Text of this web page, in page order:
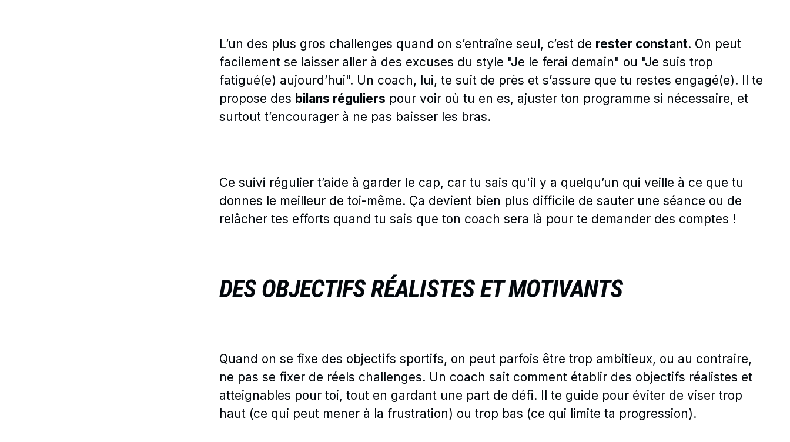
L’un des plus gros challenges quand on s’entraîne seul, c’est de rester constant. On peut
facilement se laisser aller à des excuses du style "Je le ferai demain" ou "Je suis trop
fatigué(e) aujourd’hui". Un coach, lui, te suit de près et s’assure que tu restes engagé(e). Il te
propose des bilans réguliers pour voir où tu en es, ajuster ton programme si nécessaire, et
surtout t’encourager à ne pas baisser les bras.
Ce suivi régulier t’aide à garder le cap, car tu sais qu'il y a quelqu’un qui veille à ce que tu
donnes le meilleur de toi-même. Ça devient bien plus difficile de sauter une séance ou de
relâcher tes efforts quand tu sais que ton coach sera là pour te demander des comptes !
DES OBJECTIFS RÉALISTES ET MOTIVANTS
Quand on se fixe des objectifs sportifs, on peut parfois être trop ambitieux, ou au contraire,
ne pas se fixer de réels challenges. Un coach sait comment établir des objectifs réalistes et
atteignables pour toi, tout en gardant une part de défi. Il te guide pour éviter de viser trop
haut (ce qui peut mener à la frustration) ou trop bas (ce qui limite ta progression).